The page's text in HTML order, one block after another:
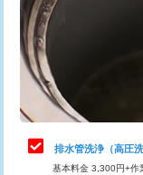
管・ポリ管・HT管
排水管工事（土の
業）
排水管工事（排水
排水管工事（追加
え）
桝清掃
止水・漏水調査・
理・調整・分解・
止水・漏水調査・
理・調整・分解・
排水管洗浄（高圧洗
基本料金 3,300円+作